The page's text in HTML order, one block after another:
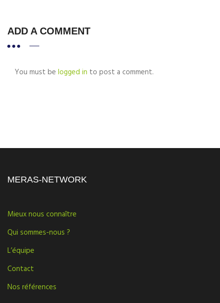
ADD A COMMENT
You must be logged in to post a comment.
MERAS-NETWORK
Mieux nous connaître
Qui sommes-nous ?
L’équipe
Contact
Nos références